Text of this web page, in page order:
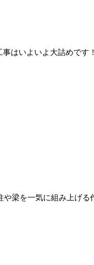
はいよいよ大詰めです
梁を一気に組み上げる